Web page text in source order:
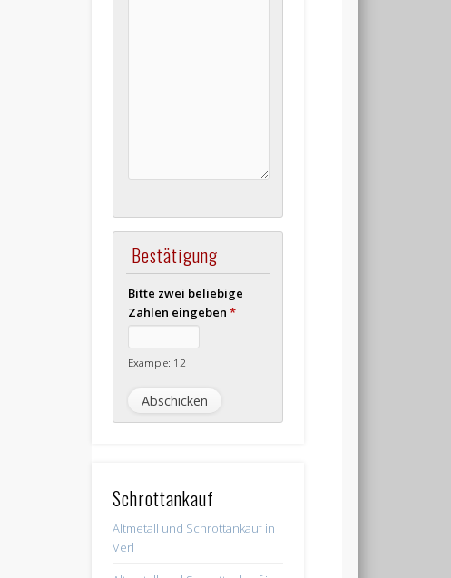
Bestätigung
Bitte zwei beliebige
Zahlen eingeben *
Example: 12
Schrottankauf
Altmetall und Schrottankauf in
Verl